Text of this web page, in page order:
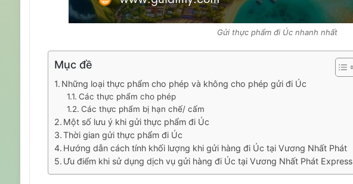
Gửi thực phẩm đi Úc nhanh nhất
Mục đề
Những loại thực phẩm cho phép và không cho phép gửi đi Úc
Các thực phẩm cho phép
Các thực phẩm bị hạn chế/ cấm
Một số lưu ý khi gửi thực phẩm đi Úc
Thời gian gửi thực phẩm đi Úc
Hướng dẫn cách tính khối lượng khi gửi hàng đi Úc tại Vương Nhất Phát
Ưu điểm khi sử dụng dịch vụ gửi hàng đi Úc tại Vương Nhất Phát Express